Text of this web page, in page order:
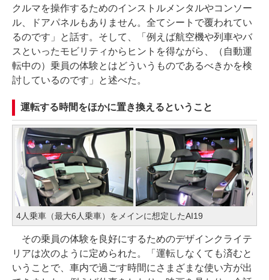
クルマを操作するためのインストルメンタルやコンソー
ル、ドアパネルもありません。全てシートで覆われてい
るのです」と話す。そして、「例えば航空機や列車やバ
スといったモビリティからヒントを得ながら、（自動運
転中の）乗員の体験とはどういうものであるべきかを検
討しているのです」と述べた。
運転する時間をほかに置き換えるということ
4人乗車（最大6人乗車）をメインに想定したAI19
その乗員の体験を良好にするためのデザインクライテ
リアは次のように定められた。「運転しなくても済むと
いうことで、車内で過ごす時間にさまざまな使い方が出